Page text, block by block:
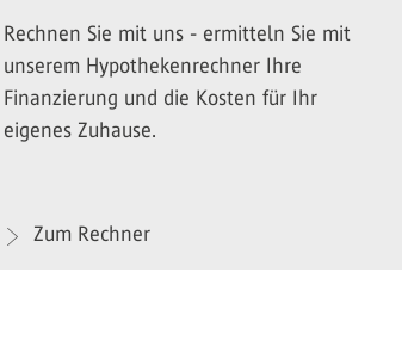
Rechnen Sie mit uns - ermitteln Sie mit
unserem Hypothekenrechner Ihre
Finanzierung und die Kosten für Ihr
eigenes Zuhause.
Zum Rechner